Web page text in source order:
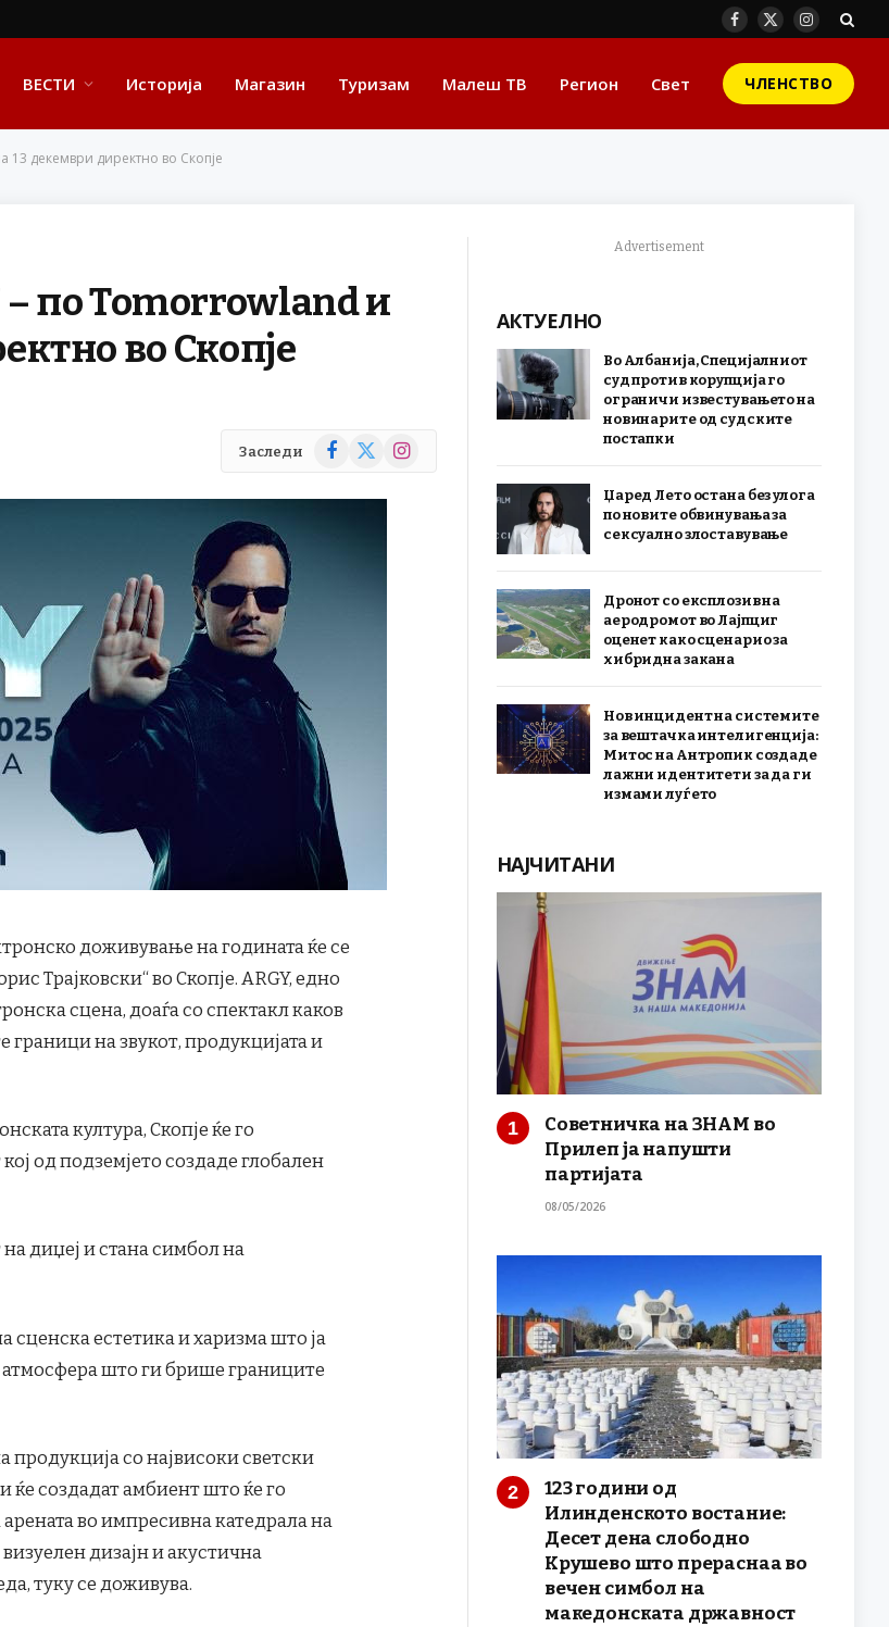
Facebook
X
Instagram
ВЕСТИ Историја Магазин Туризам Малеш ТВ Регион Свет ЧЛЕНСТВО
декември директно во Скопје
по Tomorrowland и
во Скопје
Заследи Facebook
X
Instagram
доживување на годината ќе се
Трајковски“ во Скопје. ARGY, едно
сцена, доаѓа со спектакл каков
на звукот, продукцијата и
култура, Скопје ќе го
од подземјето создаде глобален
диџеј и стана симбол на
сценска естетика и харизма што ја
атмосфера што ги брише границите
продукција со највисоки светски
ќе создадат амбиент што ќе го
во импресивна катедрала на
дизајн и акустична
туку се доживува.
Advertisement
АКТУЕЛНО
Во Албанија, Специјалниот
суд против корупција го
ограничи известувањето на
новинарите од судските
постапки
Џаред Лето остана без улога
по новите обвинувања за
сексуално злоставување
Дронот со експлозив на
аеродромот во Лајпциг
оценет како сценарио за
хибридна закана
Нов инцидент на системите
за вештачка интелигенција:
Митос на Антропик создаде
лажни идентитети за да ги
измами луѓето
НАЈЧИТАНИ
Советничка на ЗНАМ во
Прилеп ја напушти
партијата
08/05/2026
123 години од
Илинденското востание:
Десет дена слободно
Крушево што прераснаа во
вечен симбол на
македонската државност